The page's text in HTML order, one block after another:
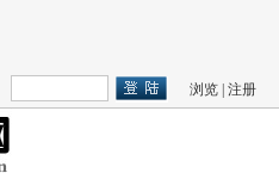
浏览 |注册